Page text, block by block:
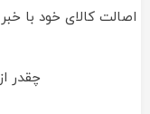
اصالت کالای خود با
چقدر